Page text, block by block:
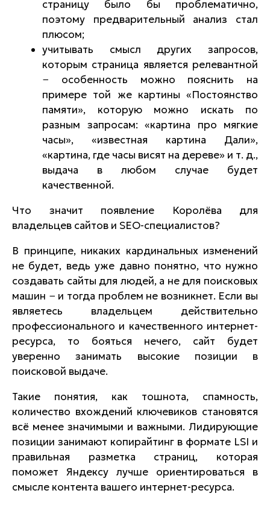
страницу было бы проблематично,
поэтому предварительный анализ стал
плюсом;
учитывать смысл других запросов,
которым страница является релевантной
− особенность можно пояснить на
примере той же картины «Постоянство
памяти», которую можно искать по
разным запросам: «картина про мягкие
часы», «известная картина Дали»,
«картина, где часы висят на дереве» и т. д.,
выдача в любом случае будет
качественной.
Что значит появление Королёва для
владельцев сайтов и SEO-специалистов?
В принципе, никаких кардинальных изменений
не будет, ведь уже давно понятно, что нужно
создавать сайты для людей, а не для поисковых
машин − и тогда проблем не возникнет. Если вы
являетесь владельцем действительно
профессионального и качественного интернет-
ресурса, то бояться нечего, сайт будет
уверенно занимать высокие позиции в
поисковой выдаче.
Такие понятия, как тошнота, спамность,
количество вхождений ключевиков становятся
всё менее значимыми и важными. Лидирующие
позиции занимают копирайтинг в формате LSI и
правильная разметка страниц, которая
поможет Яндексу лучше ориентироваться в
смысле контента вашего интернет-ресурса.